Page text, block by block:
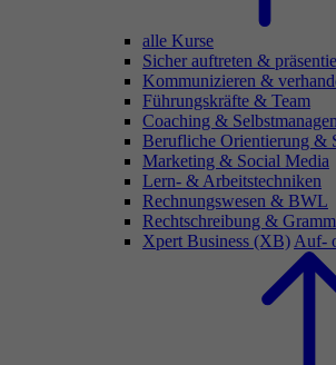
alle Kurse
Sicher auftreten &
Kommunizieren &
Führungskräfte & Team
Coaching &
Berufliche Orientierung &
Marketing & Social Media
Lern- & Arbeitstechniken
Rechnungswesen & BWL
Rechtschreibung &
Xpert Business (XB) Auf-